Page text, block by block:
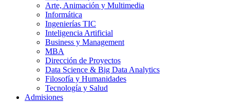
Arte, Animación y Multimedia
Informática
Ingenierías TIC
Inteligencia Artificial
Business y Management
MBA
Dirección de Proyectos
Data Science & Big Data Analytics
Filosofía y Humanidades
Tecnología y Salud
Admisiones